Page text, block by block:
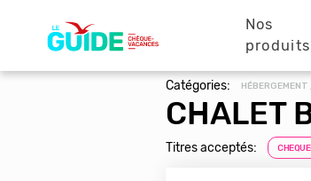
principale
Nos
produits
Catégories:
CHALET
Titres acceptés: